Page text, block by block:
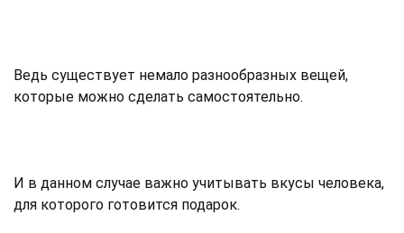
Ведь существует немало разнообразных вещей,
которые можно сделать самостоятельно.
И в данном случае важно учитывать вкусы человека,
для которого готовится подарок.